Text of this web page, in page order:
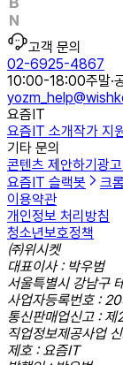
고객 문의
02-6925-4867
10:00-18:00주말·
요즘IT
요즘IT 소개작가 지
기타 문의
콘텐츠 제안하기 광
요즘IT 슬랙봇
크
이용약관
개인정보 처리방침
청소년보호정책
㈜위시켓
대표이사 : 박우범
서울특별시 강남구
사업자등록번호 :
통신판매업신고 :
직업정보제공사업
제호 : 요즘IT